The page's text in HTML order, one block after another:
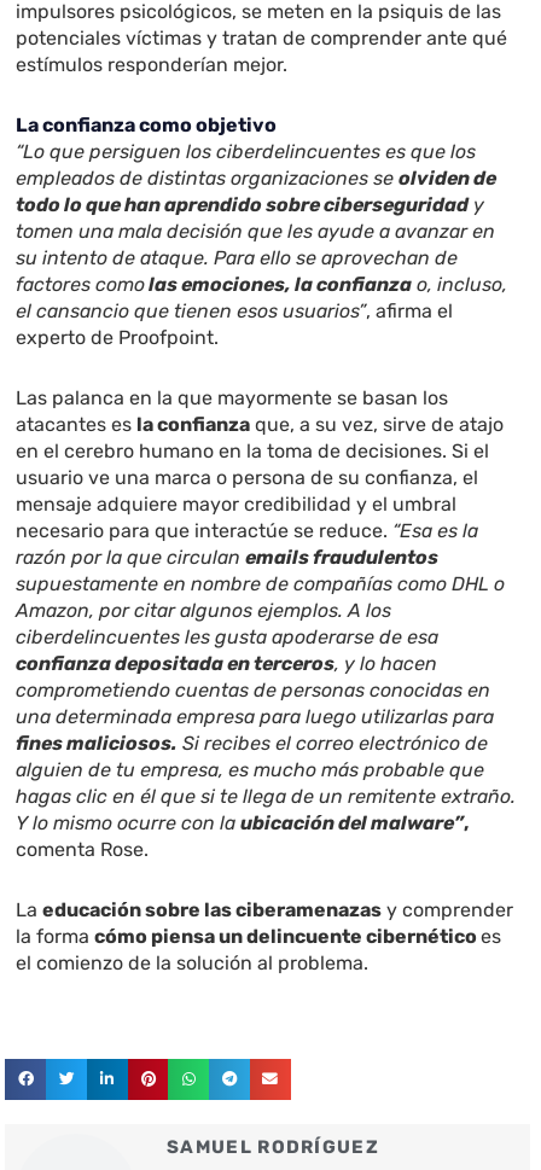
impulsores psicológicos, se meten en la psiquis de las
potenciales víctimas y tratan de comprender ante qué
estímulos responderían mejor.
La confianza como objetivo
“Lo que persiguen los ciberdelincuentes es que los
empleados de distintas organizaciones seolviden de
todo lo que han aprendido sobre ciberseguridady
tomen una mala decisión que les ayude a avanzar en
su intento de ataque. Para ello se aprovechan de
factores comolas emociones, la confianza o, incluso,
el cansancio que tienen esos usuarios”, afirma el
experto de Proofpoint.
Las palanca en la que mayormente se basan los
atacantes es la confianza que, a su vez, sirve de atajo
en el cerebro humano en la toma de decisiones. Si el
usuario ve una marca o persona de su confianza, el
mensaje adquiere mayor credibilidad y el umbral
necesario para que interactúe se reduce. “Esa es la
razón por la que circulanemails fraudulentos
supuestamente en nombre de compañías como DHL o
Amazon, por citar algunos ejemplos. A los
ciberdelincuentes les gusta apoderarse de esa
confianza depositada en terceros, y lo hacen
comprometiendo cuentas de personas conocidas en
una determinada empresa para luego utilizarlas para
fines maliciosos. Si recibes el correo electrónico de
alguien de tu empresa, es mucho más probable que
hagas clic en él que si te llega de un remitente extraño.
Y lo mismo ocurre con laubicación del malware”,
comenta Rose.
Laeducación sobre las ciberamenazas y comprender
la formacómo piensa un delincuente cibernéticoes
el comienzo de la solución al problema.
SAMUEL RODRÍGUEZ